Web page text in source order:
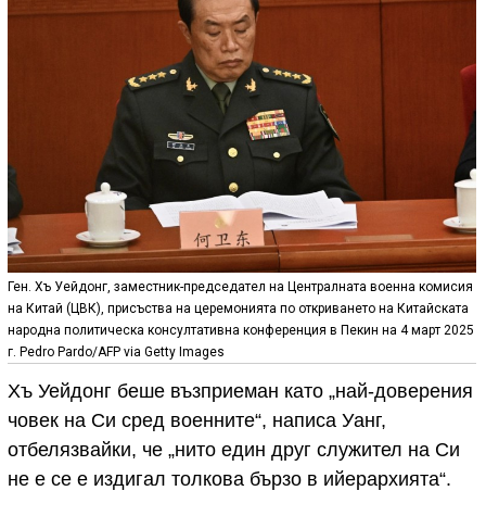
Ген. Хъ Уейдонг, заместник-председател на Централната военна комисия
на Китай (ЦВК), присъства на церемонията по откриването на Китайската
народна политическа консултативна конференция в Пекин на 4 март 2025
г. Pedro Pardo/AFP via Getty Images
Хъ Уейдонг беше възприеман като „най-доверения
човек на Си сред военните“, написа Уанг,
отбелязвайки, че „нито един друг служител на Си
не е се е издигал толкова бързо в ийерархията“.